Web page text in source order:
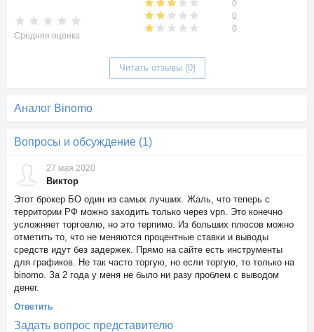
Средняя оценка
0
0
0
Читать отзывы (0)
Аналог Binomo
Вопросы и обсуждение (1)
27 мая 2020
Виктор
Этот брокер БО один из самых лучших. Жаль, что теперь с
территории РФ можно заходить только через vpn. Это конечно
усложняет торговлю, но это терпимо. Из больших плюсов можно
отметить то, что не меняются процентные ставки и выводы
средств идут без задержек. Прямо на сайте есть инструменты
для графиков. Не так часто торгую, но если торгую, то только на
binomo. За 2 года у меня не было ни разу проблем с выводом
денег.
Ответить
Задать вопрос представителю